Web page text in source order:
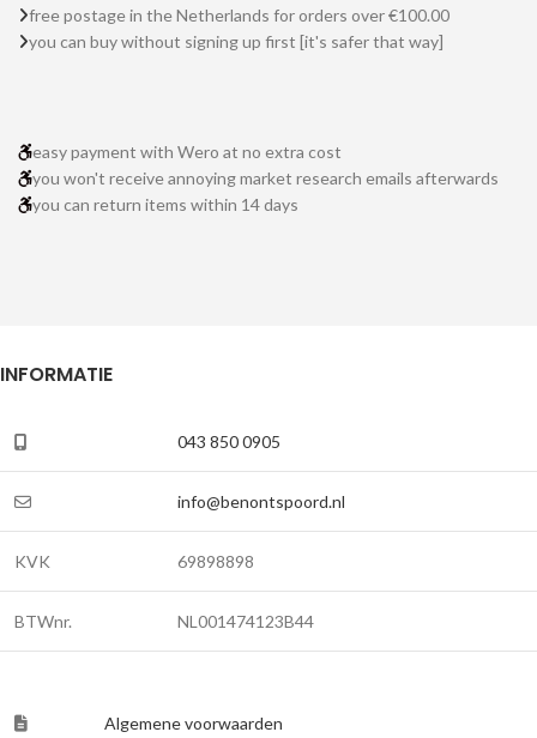
free postage in the Netherlands for orders over €100.00
you can buy without signing up first [it's safer that way]
easy payment with Wero at no extra cost
you won't receive annoying market research emails afterwards
you can return items within 14 days
INFORMATIE
043 850 0905
info@benontspoord.nl
KVK 69898898
BTWnr. NL001474123B44
Algemene voorwaarden